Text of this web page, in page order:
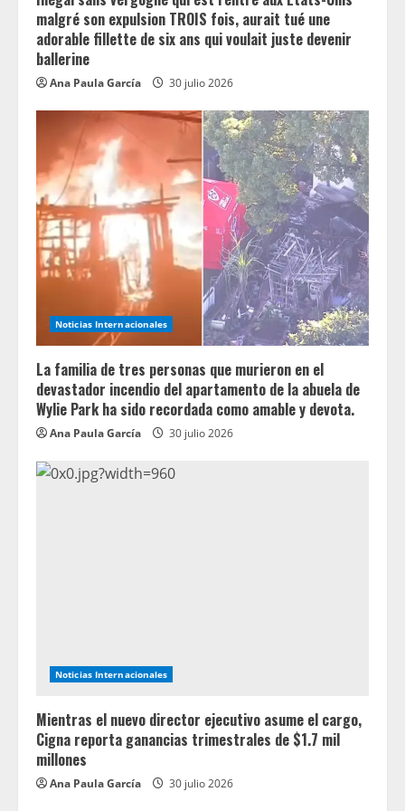
malgré son expulsion TROIS fois, aurait tué une
adorable fillette de six ans qui voulait juste devenir
ballerine
Ana Paula García 30 julio 2026
Noticias Internacionales
La familia de tres personas que murieron en el
devastador incendio del apartamento de la abuela de
Wylie Park ha sido recordada como amable y devota.
Ana Paula García 30 julio 2026
Noticias Internacionales
Mientras el nuevo director ejecutivo asume el cargo,
Cigna reporta ganancias trimestrales de $1.7 mil
millones
Ana Paula García 30 julio 2026